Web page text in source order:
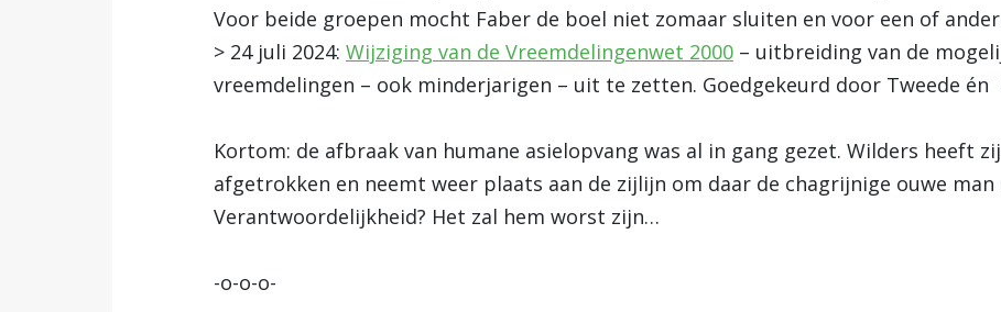
Voor beide groepen mocht Faber de boel niet zomaar sluiten en voor een of
> 24 juli 2024: Wijziging van de Vreemdelingenwet 2000 – uitbreiding van de
vreemdelingen – ook minderjarigen – uit te zetten. Goedgekeurd door Tweede én
Kortom: de afbraak van humane asielopvang was al in gang gezet. Wilders heeft
afgetrokken en neemt weer plaats aan de zijlijn om daar de chagrijnige ouwe
Verantwoordelijkheid? Het zal hem worst zijn…
-o-o-o-